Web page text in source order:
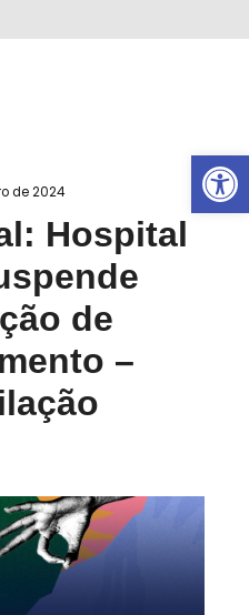
de 2024
Hospital
de
–